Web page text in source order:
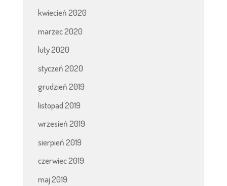
kwiecień 2020
marzec 2020
luty 2020
styczeń 2020
grudzień 2019
listopad 2019
wrzesień 2019
sierpień 2019
czerwiec 2019
maj 2019